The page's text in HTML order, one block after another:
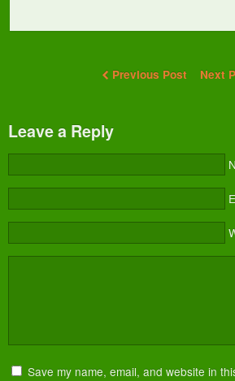
Previous Post Next
Leave a Reply
Save my name, email, and website in